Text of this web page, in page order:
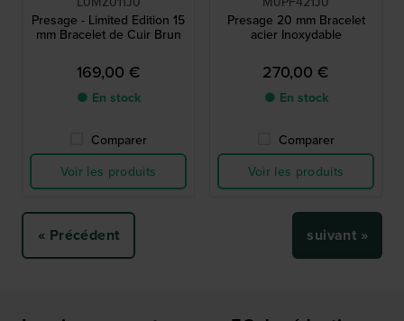
Presage - Limited Edition 15
mm Bracelet de Cuir Brun
169,00 €
● En stock
Comparer
Voir les produits
Presage 20 mm Bracelet
acier Inoxydable
270,00 €
● En stock
Comparer
Voir les produits
« Précédent suivant »